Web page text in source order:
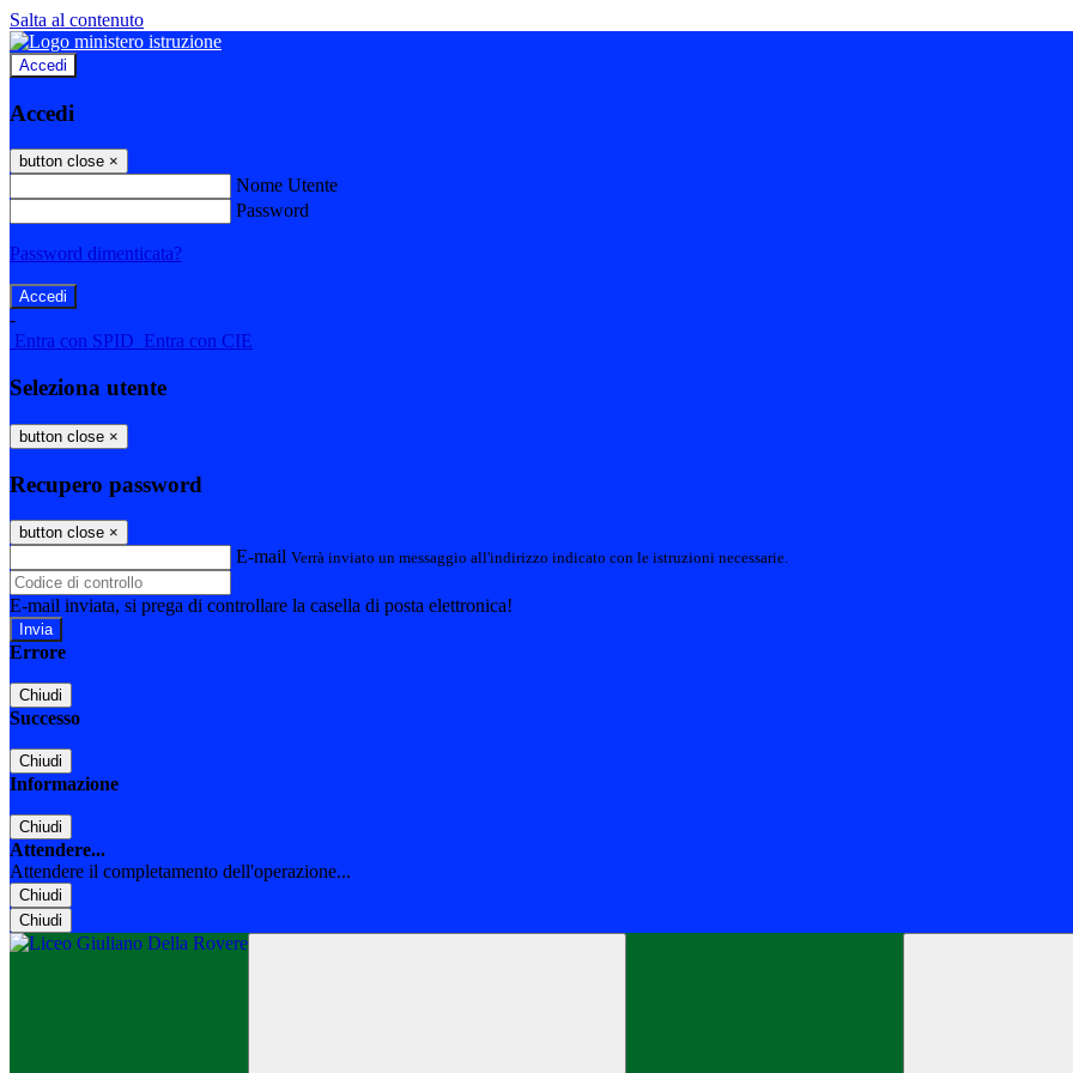
Salta al contenuto
Accedi
Accedi
button close ×
Nome Utente
Password
Password dimenticata?
-
Entra con SPID Entra con CIE
Seleziona utente
button close ×
Recupero password
button close ×
E-mail Verrà inviato un messaggio all'indirizzo indicato con le istruzioni necessarie.
E-mail inviata, si prega di controllare la casella di posta elettronica!
Errore
Chiudi
Successo
Chiudi
Informazione
Chiudi
Attendere...
Attendere il completamento dell'operazione...
Chiudi
Chiudi